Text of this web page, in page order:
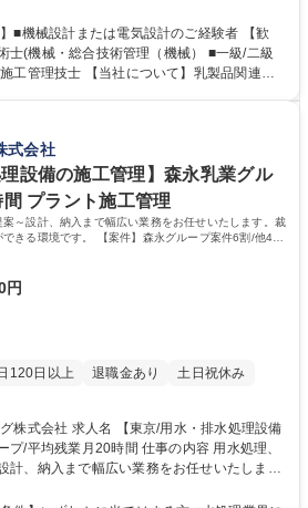
等の製造プラントの検討段階の打合せ/設計/
ます。 新たな製造ラインの構
工場のプロジェクト等を通し幅広いスキルを
建設工事は全て協力会社に依頼し、当社は
り再生可能エネルギーの利用、冷媒問題対
へ貢献しています。 募集職種 【東
森永乳業グループ/提案～納入を一気通貫で
■機械設計または電気設計のご経験者 【歓
械・総合技術管理（機械） ■一級/二級
ついて】乳製品関連の
肉・畜産、化学・薬品と幅広く、様々な業態
水・排水処理に関わるノウハウを蓄えていま
けられるよう、常に最新の技術・装置を取り
資格 学歴：大学院 大学
築士 1級土木施工管理技士 1級管工事施工管理
式会社
理設備の施工管理】森永乳業グル
プラント施工管理
～設計、納入まで幅広い業務をお任せいたします。裁
きる環境です。 【案件】森永グループ案件6割/他4割
円
120日以上 退職金あり 土日祝休み
水・排水処理設備
20時間 仕事の内容 用水処理、
計、納入まで幅広い業務をお任せいたしま
着ける事ができる環境です。 【案件】森永グ